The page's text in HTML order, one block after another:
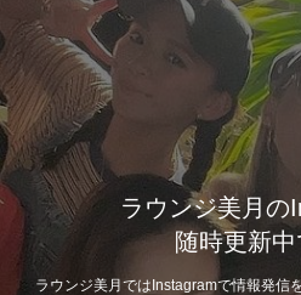
ラウンジ美月の
随時更新
ラウンジ美月ではInstagramで情報発信